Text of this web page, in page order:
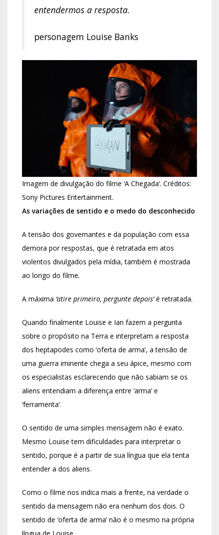
entendermos a resposta.
personagem Louise Banks
Imagem de divulgação do filme ‘A Chegada’. Créditos:
Sony Pictures Entertainment.
As variações de sentido e o medo do desconhecido
A tensão dos governantes e da população com essa
demora por respostas, que é retratada em atos
violentos divulgados pela mídia, também é mostrada
ao longo do filme.
A máxima ‘atire primeiro, pergunte depois’é retratada.
Quando finalmente Louise e Ian fazem a pergunta
sobre o propósito na Terra e interpretam a resposta
dos heptapodes como ‘oferta de arma’, a tensão de
uma guerra iminente chega a seu ápice, mesmo com
os especialistas esclarecendo que não sabiam se os
aliens entendiam a diferença entre ‘arma’ e
‘ferramenta’.
O sentido de uma simples mensagem não é exato.
Mesmo Louise tem dificuldades para interpretar o
sentido, porque é a partir de sua língua que ela tenta
entender a dos aliens.
Como o filme nos indica mais a frente, na verdade o
sentido da mensagem não era nenhum dos dois. O
sentido de ‘oferta de arma’ não é o mesmo na própria